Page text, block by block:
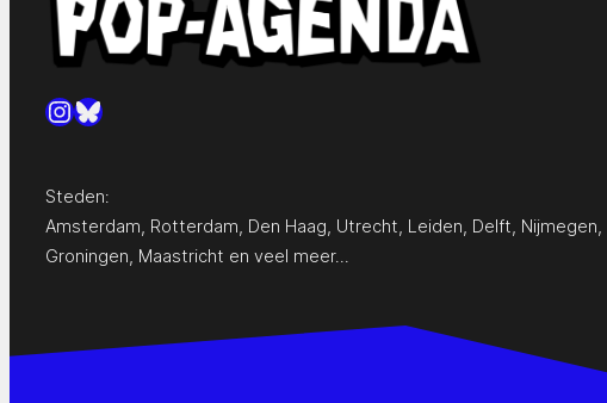
Instagram
Bluesky
Steden:
Amsterdam Rotterdam Den Haag Utrecht Leiden Delft Nijmegen
Groningen Maastricht en veel meer…